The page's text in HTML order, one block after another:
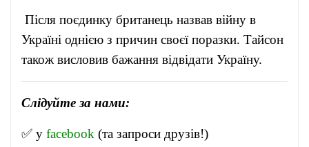
Після поєдинку британець назвав війну в
Україні однією з причин своєї поразки. Тайсон
також висловив бажання відвідати Україну.
Слідуйте за нами:
✅ у facebook (та запроси друзів!)